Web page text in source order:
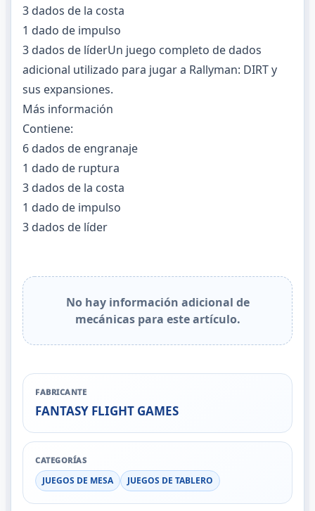
3 dados de la costa
1 dado de impulso
3 dados de líderUn juego completo de dados
adicional utilizado para jugar a Rallyman: DIRT y
sus expansiones.
Más información
Contiene:
6 dados de engranaje
1 dado de ruptura
3 dados de la costa
1 dado de impulso
3 dados de líder
No hay información adicional de
mecánicas para este artículo.
FABRICANTE
FANTASY FLIGHT GAMES
CATEGORÍAS
JUEGOS DE MESA JUEGOS DE TABLERO